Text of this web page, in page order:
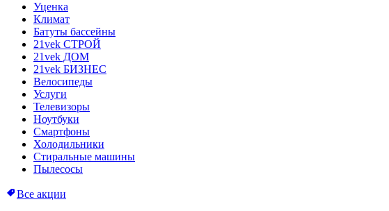
Уценка
Климат
Батуты бассейны
21vek СТРОЙ
21vek ДОМ
21vek БИЗНЕС
Велосипеды
Услуги
Телевизоры
Ноутбуки
Смартфоны
Холодильники
Стиральные машины
Пылесосы
Все акции